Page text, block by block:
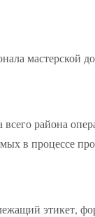
мастерской
района
в процессе
этикет,